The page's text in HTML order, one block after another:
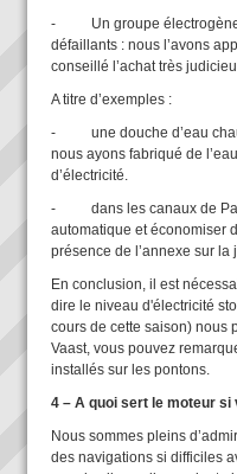
- Un groupe électrogène
défaillants : nous l’avons
conseillé l’achat très
A titre d’exemples :
- une douche d’eau
nous ayons fabriqué de
d’électricité.
- dans les canaux de
automatique et économiser
présence de l’annexe sur
En conclusion, il est
dire le niveau d'électricité
cours de cette saison) nous
Vaast, vous pouvez
installés sur les pontons.
4 – A quoi sert le moteur si
Nous sommes pleins
des navigations si difficiles